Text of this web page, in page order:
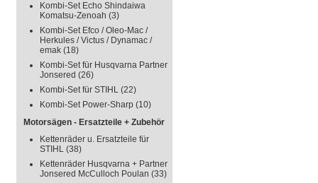
Kombi-Set Echo Shindaiwa
Komatsu-Zenoah (3)
Kombi-Set Efco / Oleo-Mac /
Herkules / Victus / Dynamac /
emak (18)
Kombi-Set für Husqvarna Partner
Jonsered (26)
Kombi-Set für STIHL (22)
Kombi-Set Power-Sharp (10)
Motorsägen - Ersatzteile + Zubehör
Kettenräder u. Ersatzteile für
STIHL (38)
Kettenräder Husqvarna + Partner
Jonsered McCulloch Poulan (33)